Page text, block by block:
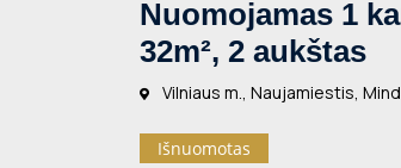
Nuomojamas 1
32m², 2 aukštas
Vilniaus m., Naujamiestis,
Išnuomotas